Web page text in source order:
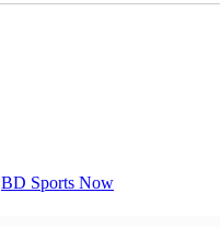
BD Sports Now